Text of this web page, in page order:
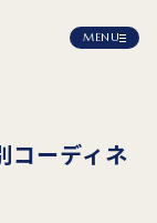
MENU
コーディネ